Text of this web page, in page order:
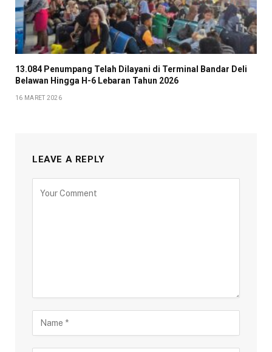
13.084 Penumpang Telah Dilayani di Terminal Bandar Deli
Belawan Hingga H-6 Lebaran Tahun 2026
16 MARET 2026
LEAVE A REPLY